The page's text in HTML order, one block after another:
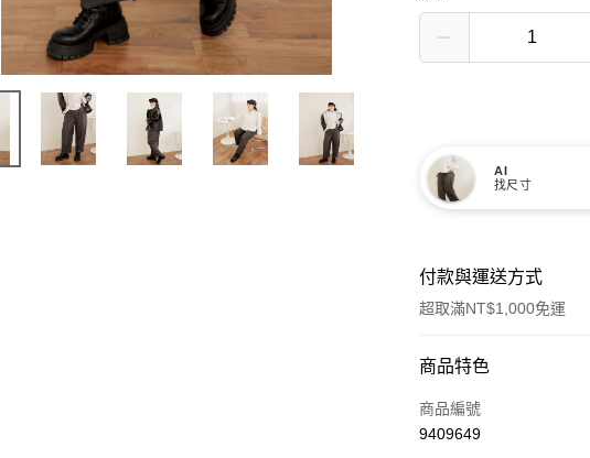
AI
找尺寸
付款與運送方式
超取滿NT$1,000免運
付款方式
信用卡一次付款
商品特色
商品編號
9409649